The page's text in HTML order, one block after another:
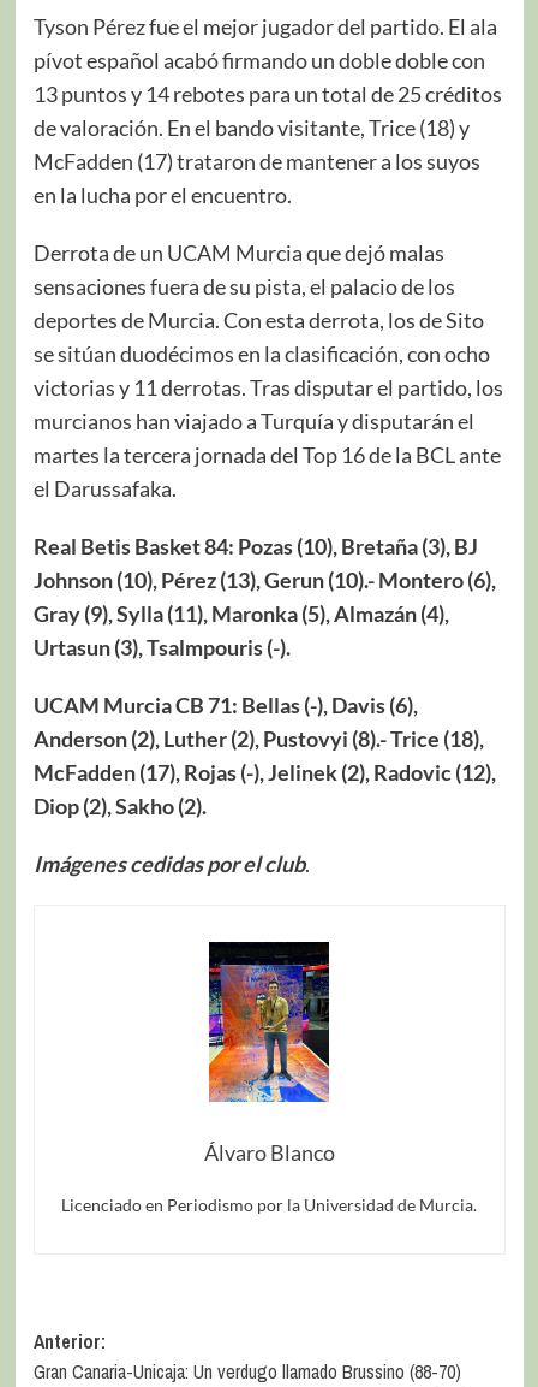
Tyson Pérez fue el mejor jugador del partido. El ala
pívot español acabó firmando un doble doble con
13 puntos y 14 rebotes para un total de 25 créditos
de valoración. En el bando visitante, Trice (18) y
McFadden (17) trataron de mantener a los suyos
en la lucha por el encuentro.
Derrota de un UCAM Murcia que dejó malas
sensaciones fuera de su pista, el palacio de los
deportes de Murcia. Con esta derrota, los de Sito
se sitúan duodécimos en la clasificación, con ocho
victorias y 11 derrotas. Tras disputar el partido, los
murcianos han viajado a Turquía y disputarán el
martes la tercera jornada del Top 16 de la BCL ante
el Darussafaka.
Real Betis Basket 84: Pozas (10), Bretaña (3), BJ
Johnson (10), Pérez (13), Gerun (10).- Montero (6),
Gray (9), Sylla (11), Maronka (5), Almazán (4),
Urtasun (3), Tsalmpouris (-).
UCAM Murcia CB 71: Bellas (-), Davis (6),
Anderson (2), Luther (2), Pustovyi (8).- Trice (18),
McFadden (17), Rojas (-), Jelinek (2), Radovic (12),
Diop (2), Sakho (2).
Imágenes cedidas por el club.
Álvaro Blanco
Licenciado en Periodismo por la Universidad de Murcia.
Anterior:
Gran Canaria-Unicaja: Un verdugo llamado Brussino (88-70)